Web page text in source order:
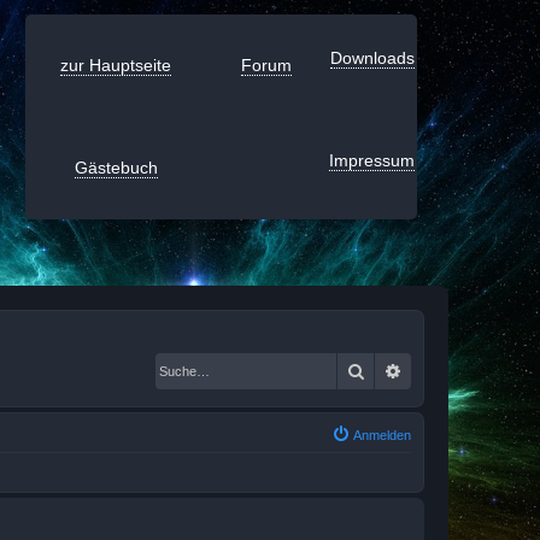
zur Hauptseite Forum Downloads
Gästebuch Impressum
Suche Erweiterte Suche
Anmelden